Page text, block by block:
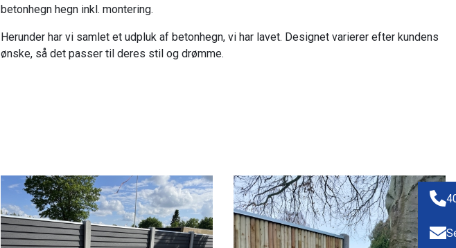
betonhegn hegn inkl. montering.
Herunder har vi samlet et udpluk af betonhegn, vi har lavet. Designet varierer efter kundens
ønske, så det passer til deres stil og drømme.